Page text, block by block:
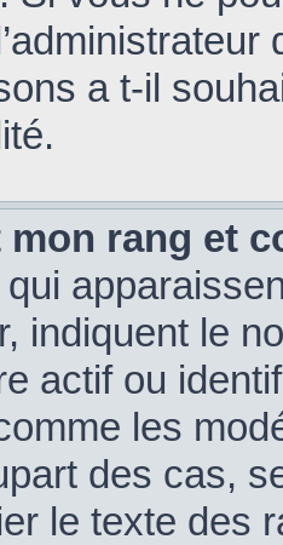
a t-il
mon rang et
indiquent le
actif ou
les
des cas,
le texte des